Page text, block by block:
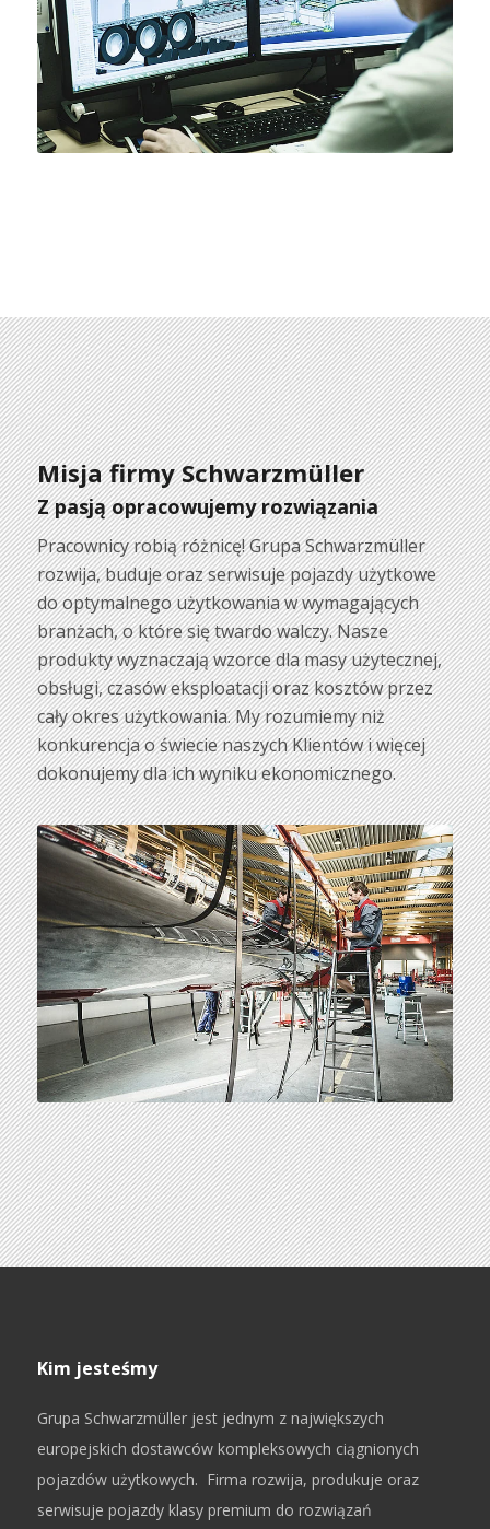
Misja firmy Schwarzmüller
Z pasją opracowujemy rozwiązania
Pracownicy robią różnicę! Grupa Schwarzmüller
rozwija, buduje oraz serwisuje pojazdy użytkowe
do optymalnego użytkowania w wymagających
branżach, o które się twardo walczy. Nasze
produkty wyznaczają wzorce dla masy użytecznej,
obsługi, czasów eksploatacji oraz kosztów przez
cały okres użytkowania. My rozumiemy niż
konkurencja o świecie naszych Klientów i więcej
dokonujemy dla ich wyniku ekonomicznego.
Kim jesteśmy
Grupa Schwarzmüller jest jednym z największych
europejskich dostawców kompleksowych ciągnionych
pojazdów użytkowych. Firma rozwija, produkuje oraz
serwisuje pojazdy klasy premium do rozwiązań